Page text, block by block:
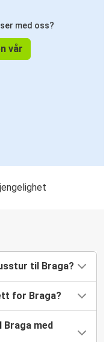
med oss?
vår
til Braga?
for Braga?
Braga med